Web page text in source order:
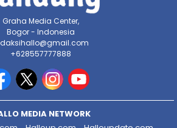
Graha Media Center,
Bogor - Indonesia
+628557777888
MEDIA NETWORK